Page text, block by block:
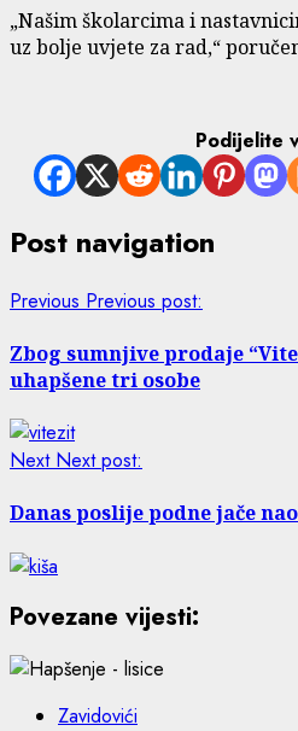
„Našim školarcima i
uz bolje uvjete za rad,“
Podijelite
Post navigation
Previous Previous post:
Zbog sumnjive prodaje
uhapšene tri osobe
Next Next post:
Danas poslije podne jače
Povezane vijesti:
Zavidovići